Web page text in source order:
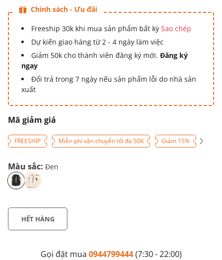
Chính sách - Ưu đãi
Freeship 30k khi mua sản phẩm bất kỳ Sao chép
Dự kiến giao hàng từ 2 - 4 ngày làm việc
Giảm 50k cho thành viên đăng ký mới. Đăng ký
ngay
Đổi trả trong 7 ngày nếu sản phẩm lỗi do nhà sản
xuất
Mã giảm giá
FREESHIP Miễn phí vận chuyển tối đa 50K Giảm 15%
Màu sắc: Đen
HẾT HÀNG
Gọi đặt mua 0944799444(7:30 - 22:00)